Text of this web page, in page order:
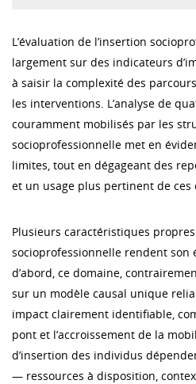
L’évaluation de l’insertion
largement sur des indicateurs
à saisir la complexité des
les interventions. L’analyse de
couramment mobilisés par les
socioprofessionnelle met en
limites, tout en dégageant des
et un usage plus pertinent de ces
Plusieurs caractéristiques propres
socioprofessionnelle rendent son
d’abord, ce domaine,
sur un modèle causal unique
impact clairement identifiable,
pont et l’accroissement de la
d’insertion des individus
— ressources à disposition,